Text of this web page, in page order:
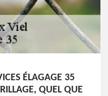
ÉLAGAGE 35
QUEL QUE